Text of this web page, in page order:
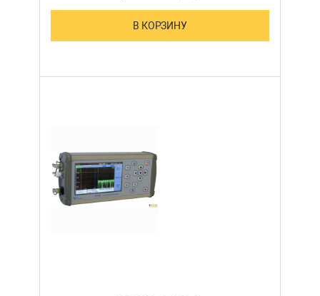
В КОРЗИНУ